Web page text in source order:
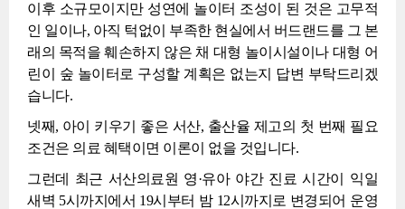
이후 소규모이지만 성연에 놀이터 조성이 된 것은 고무적
인 일이나, 아직 턱없이 부족한 현실에서 버드랜드를 그 본
래의 목적을 훼손하지 않은 채 대형 놀이시설이나 대형 어
린이 숲 놀이터로 구성할 계획은 없는지 답변 부탁드리겠
습니다.
넷째, 아이 키우기 좋은 서산, 출산율 제고의 첫 번째 필요
조건은 의료 혜택이면 이론이 없을 것입니다.
그런데 최근 서산의료원 영·유아 야간 진료 시간이 익일
새벽 5시까지에서 19시부터 밤 12시까지로 변경되어 운영